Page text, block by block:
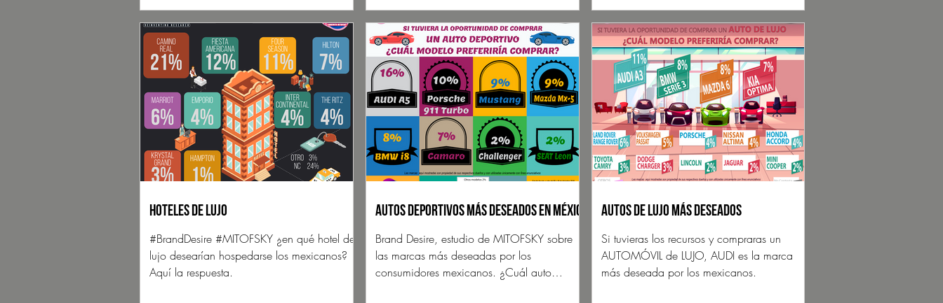
Hoteles de lujo
#BrandDesire #MITOFSKY ¿en qué hotel de
lujo desearían hospedarse los mexicanos?
Aquí la respuesta.
Autos Deportivos más deseados en México
Brand Desire, estudio de MITOFSKY sobre
las marcas más deseadas por los
consumidores mexicanos. ¿Cuál auto
Autos de Lujo más deseados
Si tuvieras los recursos y compraras un
AUTOMÓVIL de LUJO, AUDI es la marca
más deseada por los mexicanos.